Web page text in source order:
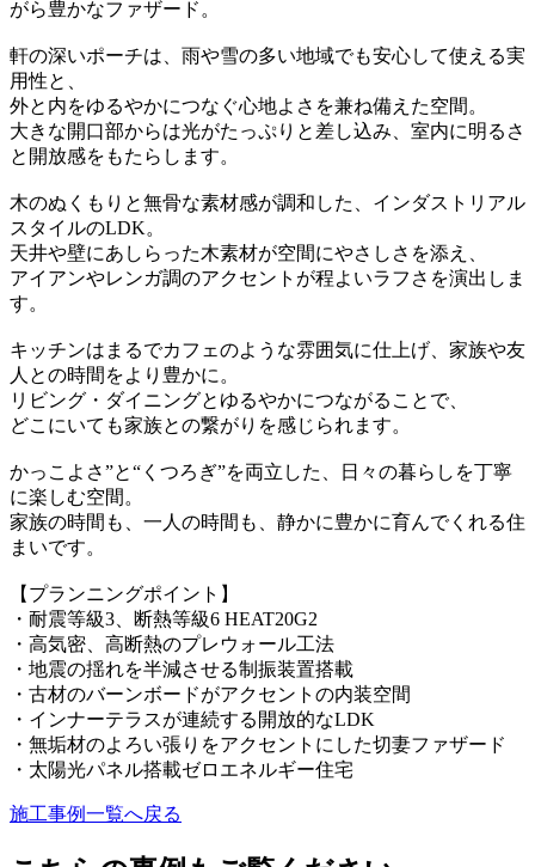
がら豊かなファザード。
軒の深いポーチは、雨や雪の多い地域でも安心して使える実
用性と、
外と内をゆるやかにつなぐ心地よさを兼ね備えた空間。
大きな開口部からは光がたっぷりと差し込み、室内に明るさ
と開放感をもたらします。
木のぬくもりと無骨な素材感が調和した、インダストリアル
スタイルのLDK。
天井や壁にあしらった木素材が空間にやさしさを添え、
アイアンやレンガ調のアクセントが程よいラフさを演出しま
す。
キッチンはまるでカフェのような雰囲気に仕上げ、家族や友
人との時間をより豊かに。
リビング・ダイニングとゆるやかにつながることで、
どこにいても家族との繋がりを感じられます。
かっこよさ”と“くつろぎ”を両立した、日々の暮らしを丁寧
に楽しむ空間。
家族の時間も、一人の時間も、静かに豊かに育んでくれる住
まいです。
【プランニングポイント】
・耐震等級3、断熱等級6 HEAT20G2
・高気密、高断熱のプレウォール工法
・地震の揺れを半減させる制振装置搭載
・古材のバーンボードがアクセントの内装空間
・インナーテラスが連続する開放的なLDK
・無垢材のよろい張りをアクセントにした切妻ファザード
・太陽光パネル搭載ゼロエネルギー住宅
施工事例一覧へ戻る